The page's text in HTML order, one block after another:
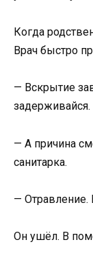
Когда
Врач быстро
— Вскрытие
задерживайся.
— А причина
санитарка.
— Отравление.
Он ушёл. В